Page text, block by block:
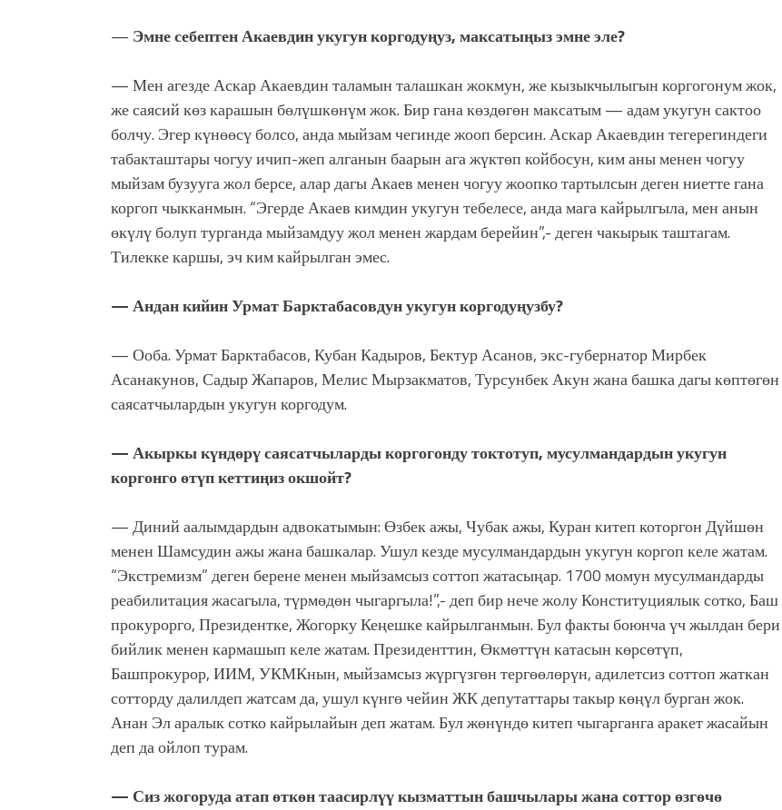
— Эмне себептен Акаевдин укугун коргодуңуз, максатыңыз эмне эле?
— Мен агезде Аскар Акаевдин таламын талашкан жокмун, же кызыкчылыгын коргогонум жок,
же саясий көз карашын бөлүшкөнүм жок. Бир гана көздөгөн максатым — адам укугун сактоо
болчу. Эгер күнөөсү болсо, анда мыйзам чегинде жооп берсин. Аскар Акаевдин тегерегиндеги
табакташтары чогуу ичип-жеп алганын баарын ага жүктөп койбосун, ким аны менен чогуу
мыйзам бузууга жол берсе, алар дагы Акаев менен чогуу жоопко тартылсын деген ниетте гана
коргоп чыкканмын. “Эгерде Акаев кимдин укугун тебелесе, анда мага кайрылгыла, мен анын
өкүлү болуп турганда мыйзамдуу жол менен жардам берейин”,- деген чакырык таштагам.
Тилекке каршы, эч ким кайрылган эмес.
— Андан кийин Урмат Барктабасовдун укугун коргодуңузбу?
— Ооба. Урмат Барктабасов, Кубан Кадыров, Бектур Асанов, экс-губернатор Мирбек
Асанакунов, Садыр Жапаров, Мелис Мырзакматов, Турсунбек Акун жана башка дагы көптөгөн
саясатчылардын укугун коргодум.
— Акыркы күндөрү саясатчыларды коргогонду токтотуп, мусулмандардын укугун
коргонго өтүп кеттиңиз окшойт?
— Диний аалымдардын адвокатымын: Өзбек ажы, Чубак ажы, Куран китеп которгон Дүйшөн
менен Шамсудин ажы жана башкалар. Ушул кезде мусулмандардын укугун коргоп келе жатам.
“Экстремизм” деген берене менен мыйзамсыз соттоп жатасыңар. 1700 момун мусулмандарды
реабилитация жасагыла, түрмөдөн чыгаргыла!”,- деп бир нече жолу Конституциялык сотко, Баш
прокурорго, Президентке, Жогорку Кеңешке кайрылганмын. Бул факты боюнча үч жылдан бери
бийлик менен кармашып келе жатам. Президенттин, Өкмөттүн катасын көрсөтүп,
Башпрокурор, ИИМ, УКМКнын, мыйзамсыз жүргүзгөн тергөөлөрүн, адилетсиз соттоп жаткан
сотторду далилдеп жатсам да, ушул күнгө чейин ЖК депутаттары такыр көңүл бурган жок.
Анан Эл аралык сотко кайрылайын деп жатам. Бул жөнүндө китеп чыгарганга аракет жасайын
деп да ойлоп турам.
— Сиз жогоруда атап өткөн таасирлүү кызматтын башчылары жана соттор өзгөчө